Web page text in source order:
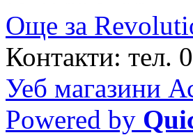
Още за
Контакти: тел.
Уеб магазини
Powered by